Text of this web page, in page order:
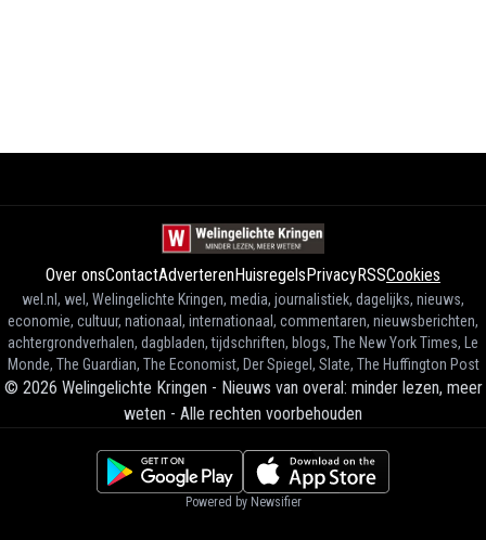
Over onsContactAdverterenHuisregelsPrivacyRSSCookies
wel.nl, wel, Welingelichte Kringen, media, journalistiek, dagelijks, nieuws,
economie, cultuur, nationaal, internationaal, commentaren, nieuwsberichten,
achtergrondverhalen, dagbladen, tijdschriften, blogs, The New York Times, Le
Monde, The Guardian, The Economist, Der Spiegel, Slate, The Huffington Post
© 2026 Welingelichte Kringen - Nieuws van overal: minder lezen, meer
weten - Alle rechten voorbehouden
Powered by Newsifier